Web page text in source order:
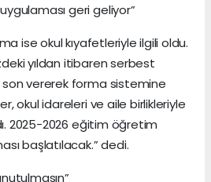
geri geliyor”
ise okul kıyafetleriyle ilgili oldu.
yıldan itibaren serbest
son vererek forma sistemine
okul idareleri ve aile birlikleriyle
2025-2026 eğitim öğretim
başlatılacak.” dedi.